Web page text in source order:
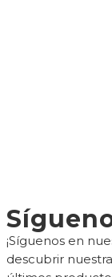
¡Síguenos en
descubrir